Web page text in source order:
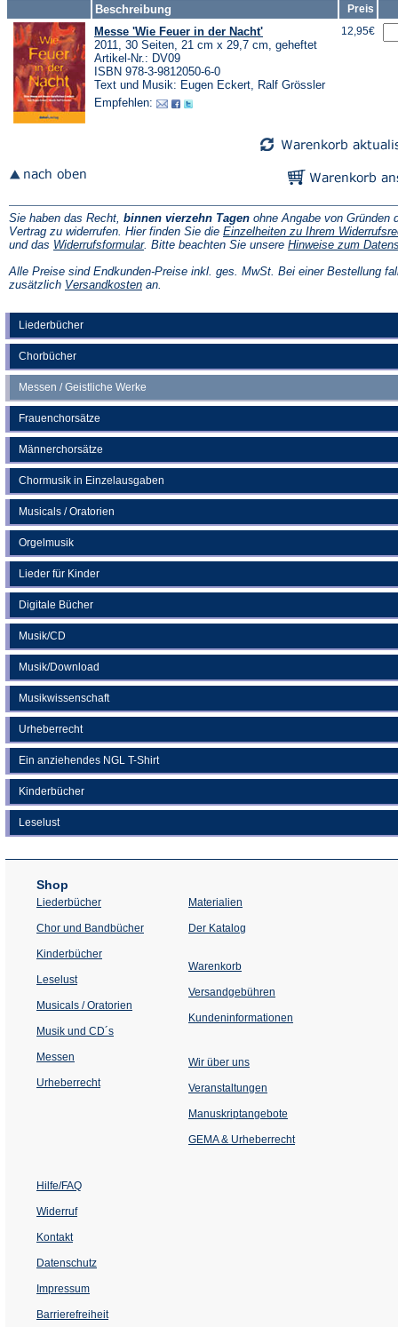
Liederbücher
Chorbücher
Messen / Geistliche Werke
Frauenchorsätze
Männerchorsätze
Chormusik in Einzelausgaben
Musicals / Oratorien
Orgelmusik
Lieder für Kinder
Digitale Bücher
Musik/CD
Musik/Download
Musikwissenschaft
Urheberrecht
Ein anziehendes NGL T-Shirt
Kinderbücher
Leselust
Beschreibung
Preis
Messe 'Wie Feuer in der Nacht'
2011, 30 Seiten, 21 cm x 29,7 cm, geheftet
Artikel-Nr.: DV09
ISBN 978-3-9812050-6-0
Text und Musik: Eugen Eckert, Ralf Grössler
Empfehlen:
12,95€
Sie haben das Recht, binnen vierzehn Tagen ohne Angabe von Gründen
Vertrag zu widerrufen. Hier finden Sie die Einzelheiten zu Ihrem
und das Widerrufsformular(Öffnet
einem
neuen
. Bitte beachten Sie unsere Hinweise zum
Alle Preise sind Endkunden-Preise inkl. ges. MwSt. Bei einer Bestellung
zusätzlich Versandkosten(Öffnet
an.
Shop
Liederbücher
Chor und Bandbücher
Kinderbücher
Leselust
Musicals / Oratorien
Musik und CD´s
Messen
Urheberrecht
Materialien
Der Katalog
Warenkorb
Versandgebühren
Kundeninformationen
Wir über uns
Veranstaltungen
einem
Tab)
Manuskriptangebote
GEMA & Urheberrecht
Hilfe/FAQ
Widerruf
Kontakt
Datenschutz
Impressum
Barrierefreiheit